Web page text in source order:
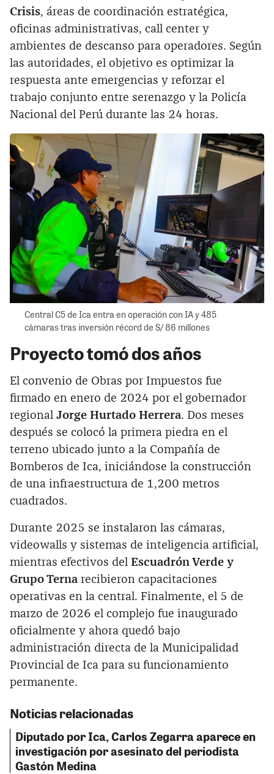
Crisis, áreas de coordinación estratégica,
oficinas administrativas, call center y
ambientes de descanso para operadores. Según
las autoridades, el objetivo es optimizar la
respuesta ante emergencias y reforzar el
trabajo conjunto entre serenazgo y la Policía
Nacional del Perú durante las 24 horas.
Central C5 de Ica entra en operación con IA y 485
cámaras tras inversión récord de S/ 86 millones
Proyecto tomó dos años
El convenio de Obras por Impuestos fue
firmado en enero de 2024 por el gobernador
regional Jorge Hurtado Herrera. Dos meses
después se colocó la primera piedra en el
terreno ubicado junto a la Compañía de
Bomberos de Ica, iniciándose la construcción
de una infraestructura de 1,200 metros
cuadrados.
Durante 2025 se instalaron las cámaras,
videowalls y sistemas de inteligencia artificial,
mientras efectivos del Escuadrón Verde y
Grupo Terna recibieron capacitaciones
operativas en la central. Finalmente, el 5 de
marzo de 2026 el complejo fue inaugurado
oficialmente y ahora quedó bajo
administración directa de la Municipalidad
Provincial de Ica para su funcionamiento
permanente.
Noticias relacionadas
Diputado por Ica, Carlos Zegarra aparece en
investigación por asesinato del periodista
Gastón Medina